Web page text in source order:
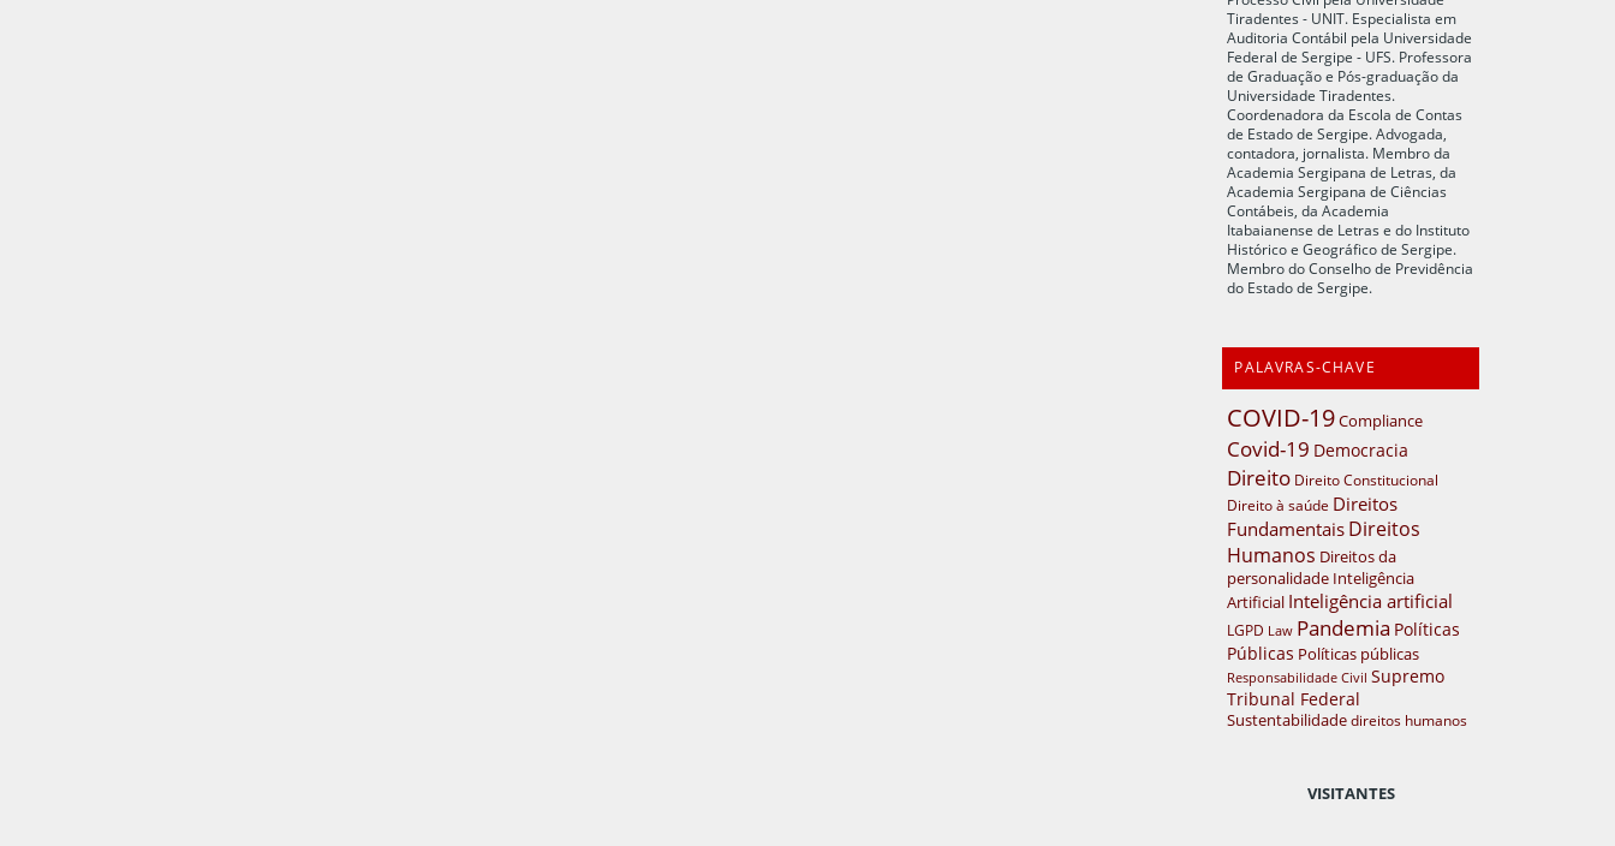
Tiradentes - UNIT. Especialista em
Auditoria Contábil pela Universidade
Federal de Sergipe - UFS. Professora
de Graduação e Pós-graduação da
Universidade Tiradentes.
Coordenadora da Escola de Contas
de Estado de Sergipe. Advogada,
contadora, jornalista. Membro da
Academia Sergipana de Letras, da
Academia Sergipana de Ciências
Contábeis, da Academia
Itabaianense de Letras e do Instituto
Histórico e Geográfico de Sergipe.
Membro do Conselho de Previdência
do Estado de Sergipe.
PALAVRAS-CHAVE
COVID-19Compliance
Covid-19 Democracia
Direito Direito Constitucional
Direito à saúde Direitos
Fundamentais Direitos
Humanos Direitos da
personalidade Inteligência
Artificial Inteligência artificial
LGPD Law Pandemia Políticas
Públicas Políticas públicas
Responsabilidade Civil Supremo
Tribunal Federal
Sustentabilidade direitos humanos
VISITANTES